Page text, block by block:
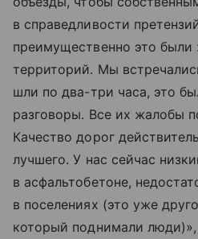
в справедливости
преимущественно это были
территорий. Мы
шли по два-три часа, это
разговоры. Все их жалобы
Качество дорог
лучшего. У нас сейчас
в асфальтобетоне,
в поселениях (это уже
который поднимали